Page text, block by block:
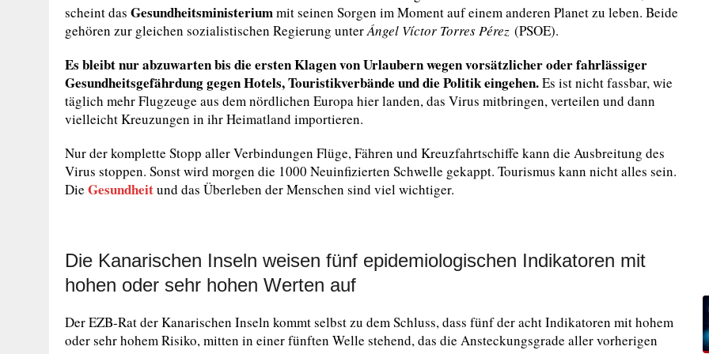
scheint das Gesundheitsministeriummit seinen Sorgen im Moment auf einem anderen Planet zu leben. Beide
gehören zur gleichen sozialistischen Regierung unterÁngel Víctor Torres Pérez (PSOE).
Es bleibt nur abzuwarten bis die ersten Klagen von Urlaubern wegen vorsätzlicher oder fahrlässiger
Gesundheitsgefährdung gegen Hotels, Touristikverbände und die Politik eingehen.Es ist nicht fassbar, wie
täglich mehr Flugzeuge aus dem nördlichen Europa hier landen, das Virus mitbringen, verteilen und dann
vielleicht Kreuzungen in ihr Heimatland importieren.
Nur der komplette Stopp aller Verbindungen Flüge, Fähren und Kreuzfahrtschiffe kann die Ausbreitung des
Virus stoppen. Sonst wird morgen die 1000 Neuinfizierten Schwelle gekappt. Tourismus kann nicht alles sein.
Die Gesundheitund das Überleben der Menschen sind viel wichtiger.
Die Kanarischen Inseln weisen fünf epidemiologischen Indikatoren mit
hohen oder sehr hohen Werten auf
Der EZB-Rat der Kanarischen Inseln kommt selbst zu dem Schluss, dass fünf der acht Indikatoren mit hohem
oder sehr hohem Risiko, mitten in einer fünften Welle stehend, das die Ansteckungsgrade aller vorherigen